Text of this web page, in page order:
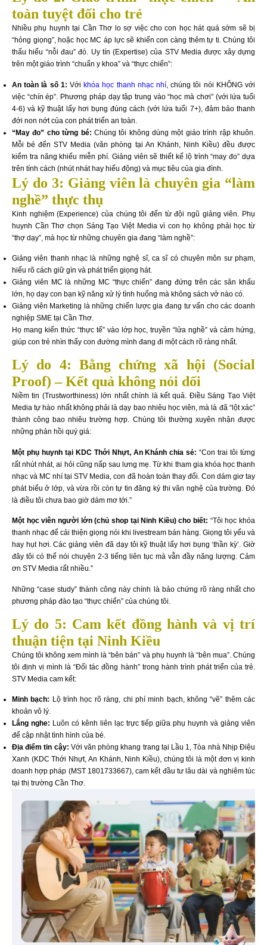
toàn tuyệt đối cho trẻ
Nhiều phụ huynh tại Cần Thơ lo sợ việc cho con học hát quá sớm sẽ bị
“hỏng giọng”, hoặc học MC áp lực sẽ khiến con càng thêm tự ti. Chúng tôi
thấu hiểu “nỗi đau” đó. Uy tín (Expertise) của STV Media được xây dựng
trên một giáo trình “chuẩn y khoa” và “thực chiến”:
An toàn là số 1: Vớikhóa học thanh nhạc nhí , chúng tôi nói KHÔNG với
việc “chín ép”. Phương pháp dạy tập trung vào “học mà chơi” (với lứa tuổi
4-6) và kỹ thuật lấy hơi bụng đúng cách (với lứa tuổi 7+), đảm bảo thanh
đới non nớt của con phát triển an toàn.
“May đo” cho từng bé: Chúng tôi không dùng một giáo trình rập khuôn.
Mỗi bé đến STV Media (văn phòng tại An Khánh, Ninh Kiều) đều được
kiểm tra năng khiếu miễn phí. Giảng viên sẽ thiết kế lộ trình “may đo” dựa
trên tính cách (nhút nhát hay hiếu động) và mục tiêu của gia đình.
Lý do 3: Giảng viên là chuyên gia “làm
nghề” thực thụ
Kinh nghiệm (Experience) của chúng tôi đến từ đội ngũ giảng viên. Phụ
huynh Cần Thơ chọn Sáng Tạo Việt Media vì con họ không phải học từ
“thợ dạy”, mà học từ những chuyên gia đang “làm nghề”:
Giảng viên thanh nhạc là những nghệ sĩ, ca sĩ có chuyên môn sư phạm,
hiểu rõ cách giữ gìn và phát triển giọng hát.
Giảng viên MC là những MC “thực chiến” đang đứng trên các sân khấu
lớn, họ dạy con bạn kỹ năng xử lý tình huống mà không sách vở nào có.
Giảng viên Marketing là những chiến lược gia đang tư vấn cho các doanh
nghiệp SME tại Cần Thơ.
Họ mang kiến thức “thực tế” vào lớp học, truyền “lửa nghề” và cảm hứng,
giúp con trẻ nhìn thấy con đường mình đang đi một cách rõ ràng nhất.
Lý do 4: Bằng chứng xã hội (Social
Proof) – Kết quả không nói dối
Niềm tin (Trustworthiness) lớn nhất chính là kết quả. Điều Sáng Tạo Việt
Media tự hào nhất không phải là dạy bao nhiêu học viên, mà là đã “lột xác”
thành công bao nhiêu trường hợp. Chúng tôi thường xuyên nhận được
những phản hồi quý giá:
Một phụ huynh tại KDC Thới Nhựt, An Khánh chia sẻ: “Con trai tôi từng
rất nhút nhát, ai hỏi cũng nấp sau lưng mẹ. Từ khi tham gia khóa học thanh
nhạc và MC nhí tại STV Media, con đã hoàn toàn thay đổi. Con dám giơ tay
phát biểu ở lớp, và vừa rồi còn tự tin đăng ký thi văn nghệ của trường. Đó
là điều tôi chưa bao giờ dám mơ tới.”
Một học viên người lớn (chủ shop tại Ninh Kiều) cho biết: “Tôi học khóa
thanh nhạc để cải thiện giọng nói khi livestream bán hàng. Giọng tôi yếu và
hay hụt hơi. Các giảng viên đã dạy tôi kỹ thuật lấy hơi bụng ‘thần kỳ’. Giờ
đây tôi có thể nói chuyện 2-3 tiếng liên tục mà vẫn đầy năng lượng. Cảm
ơn STV Media rất nhiều.”
Những “case study” thành công này chính là bảo chứng rõ ràng nhất cho
phương pháp đào tạo “thực chiến” của chúng tôi.
Lý do 5: Cam kết đồng hành và vị trí
thuận tiện tại Ninh Kiều
Chúng tôi không xem mình là “bên bán” và phụ huynh là “bên mua”. Chúng
tôi định vị mình là “Đối tác đồng hành” trong hành trình phát triển của trẻ.
STV Media cam kết:
Minh bạch: Lộ trình học rõ ràng, chi phí minh bạch, không “vẽ” thêm các
khoản vô lý.
Lắng nghe: Luôn có kênh liên lạc trực tiếp giữa phụ huynh và giảng viên
để cập nhật tình hình của bé.
Địa điểm tin cậy: Với văn phòng khang trang tại Lầu 1, Tòa nhà Nhịp Điệu
Xanh (KDC Thới Nhựt, An Khánh, Ninh Kiều), chúng tôi là một đơn vị kinh
doanh hợp pháp (MST 1801733667), cam kết đầu tư lâu dài và nghiêm túc
tại thị trường Cần Thơ.